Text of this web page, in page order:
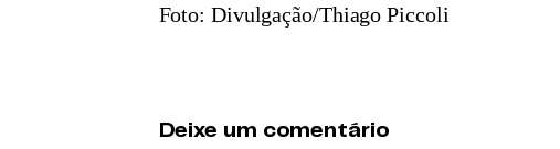
Foto: Divulgação/Thiago Piccoli
Deixe um comentário